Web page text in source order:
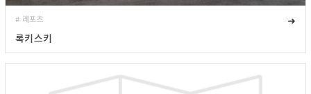
# 레포츠
➜
록키스키